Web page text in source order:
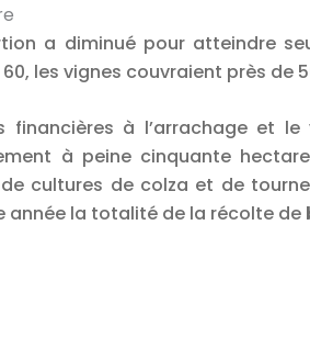
a diminué pour atteindre
les vignes couvraient près de
financières à l’arrachage et
à peine cinquante
cultures de colza et de
année la totalité de la récolte de